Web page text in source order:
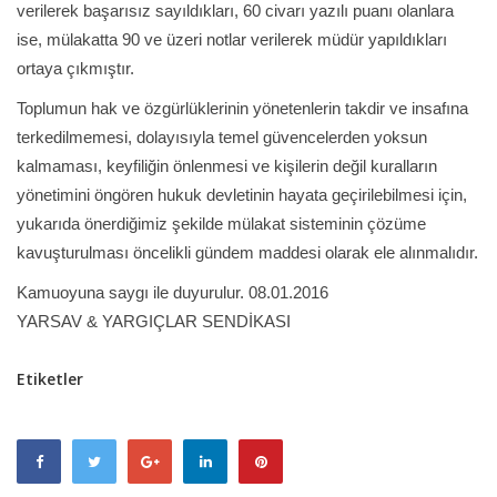
verilerek başarısız sayıldıkları, 60 civarı yazılı puanı olanlara
ise, mülakatta 90 ve üzeri notlar verilerek müdür yapıldıkları
ortaya çıkmıştır.
Toplumun hak ve özgürlüklerinin yönetenlerin takdir ve insafına
terkedilmemesi, dolayısıyla temel güvencelerden yoksun
kalmaması, keyfiliğin önlenmesi ve kişilerin değil kuralların
yönetimini öngören hukuk devletinin hayata geçirilebilmesi için,
yukarıda önerdiğimiz şekilde mülakat sisteminin çözüme
kavuşturulması öncelikli gündem maddesi olarak ele alınmalıdır.
Kamuoyuna saygı ile duyurulur. 08.01.2016
YARSAV & YARGIÇLAR SENDİKASI
Etiketler